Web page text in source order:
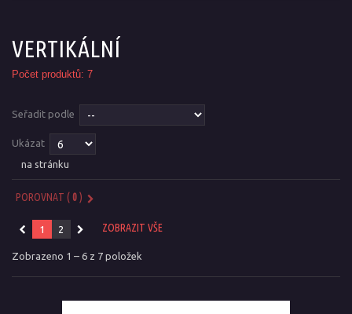
VERTIKÁLNÍ
Počet produktů: 7
Seřadit podle
Ukázat
na stránku
POROVNAT (0)
ZOBRAZIT VŠE
1 2
Zobrazeno 1 – 6 z 7 položek